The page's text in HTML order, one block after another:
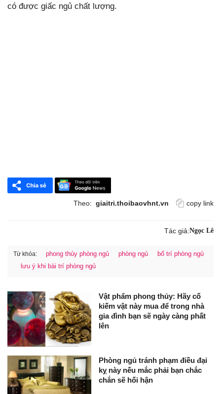
có được giấc ngủ chất lượng.
Theo: giaitri.thoibaovhnt.vn copy link
Tác giả:Ngọc Lê
Từ khóa: phong thủy phòng ngủ phòng ngủ
bố trí phòng ngủ
lưu ý khi bài trí phòng ngủ
Vật phẩm phong thủy: Hãy cố
kiếm vật này mua để trong nhà
gia đình bạn sẽ ngày càng phất
lên
Phòng ngủ tránh phạm điều đại
kỵ này nếu mắc phải bạn chắc
chắn sẽ hối hận